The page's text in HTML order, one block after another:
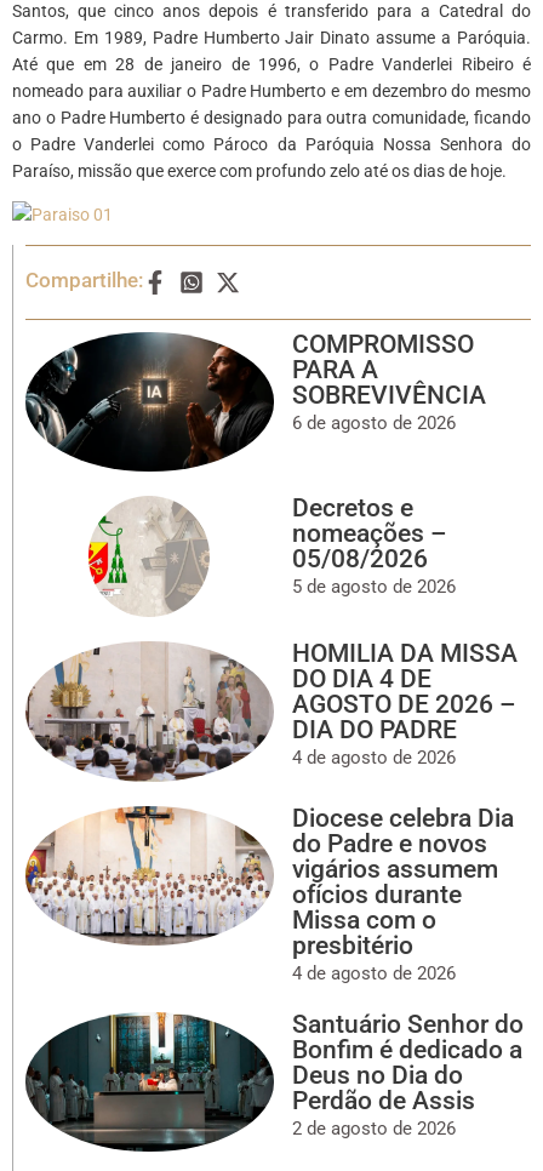
Santos, que cinco anos depois é transferido para a Catedral do
Carmo. Em 1989, Padre Humberto Jair Dinato assume a Paróquia.
Até que em 28 de janeiro de 1996, o Padre Vanderlei Ribeiro é
nomeado para auxiliar o Padre Humberto e em dezembro do mesmo
ano o Padre Humberto é designado para outra comunidade, ficando
o Padre Vanderlei como Pároco da Paróquia Nossa Senhora do
Paraíso, missão que exerce com profundo zelo até os dias de hoje.
Compartilhe:
COMPROMISSO
PARA A
SOBREVIVÊNCIA
6 de agosto de 2026
Decretos e
nomeações –
05/08/2026
5 de agosto de 2026
HOMILIA DA MISSA
DO DIA 4 DE
AGOSTO DE 2026 –
DIA DO PADRE
4 de agosto de 2026
Diocese celebra Dia
do Padre e novos
vigários assumem
ofícios durante
Missa com o
presbitério
4 de agosto de 2026
Santuário Senhor do
Bonfim é dedicado a
Deus no Dia do
Perdão de Assis
2 de agosto de 2026